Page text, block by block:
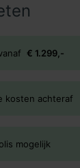
€ 1.299,-
kosten achteraf
mogelijk